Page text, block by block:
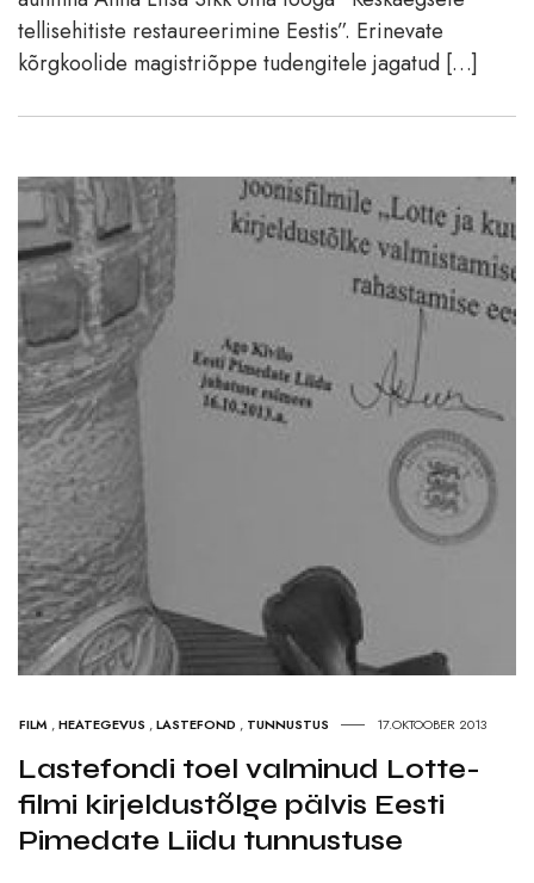
tellisehitiste restaureerimine Eestis”. Erinevate
kõrgkoolide magistriõppe tudengitele jagatud […]
FILM ,HEATEGEVUS ,LASTEFOND , TUNNUSTUS 17.OKTOOBER 2013
Lastefondi toel valminud Lotte-
filmi kirjeldustõlge pälvis Eesti
Pimedate Liidu tunnustuse